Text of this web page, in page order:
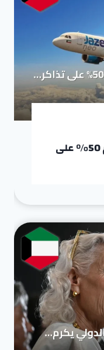
طيران الجزيرة يعلن عن خصم 50% على